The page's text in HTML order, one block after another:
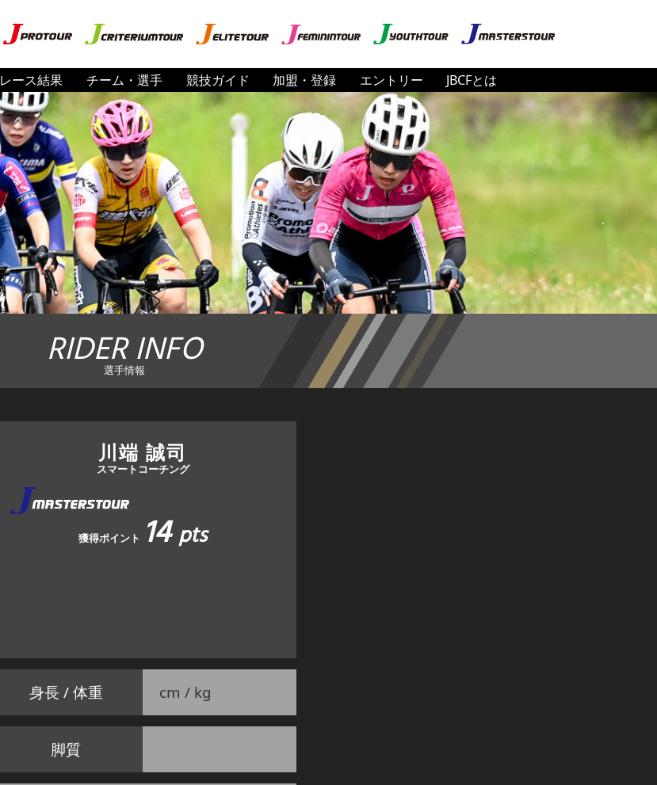
レース結果 チーム・選手 競技ガイド 加盟・登録 エントリー JBCFとは
RIDER INFO
選手情報
川端 誠司
スマートコーチング
獲得ポイント 14pts
身長 / 体重 cm / kg
脚質